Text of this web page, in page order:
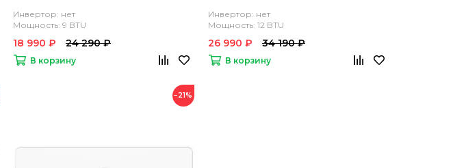
Инвертор: нет
Мощность: 9 BTU
18 990 ₽ 24 290 ₽
В корзину
Инвертор: нет
Мощность: 12 BTU
26 990 ₽ 34 190 ₽
В корзину
−21%